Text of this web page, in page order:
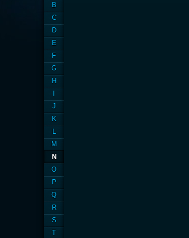
B
C
D
E
F
G
H
J
K
L
M
N
O
P
Q
R
S
T